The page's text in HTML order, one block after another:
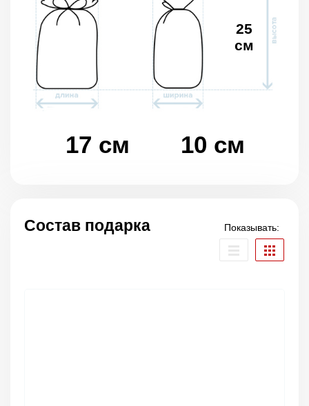
17 см 10 см
25
см
Состав подарка Показывать: